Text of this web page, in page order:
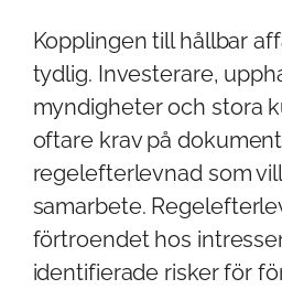
Kopplingen till hållbar
tydlig. Investerare,
myndigheter och stora
oftare krav på
regelefterlevnad som
samarbete.
förtroendet hos
identifierade risker för